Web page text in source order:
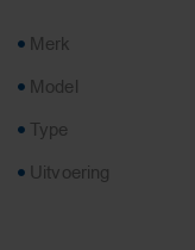
Merk
Model
Type
Uitvoering